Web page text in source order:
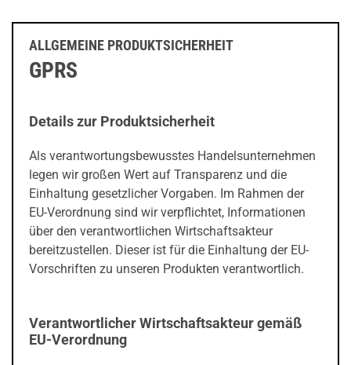
ALLGEMEINE PRODUKTSICHERHEIT
GPRS
Details zur Produktsicherheit
Als verantwortungsbewusstes Handelsunternehmen
legen wir großen Wert auf Transparenz und die
Einhaltung gesetzlicher Vorgaben. Im Rahmen der
EU-Verordnung sind wir verpflichtet, Informationen
über den verantwortlichen Wirtschaftsakteur
bereitzustellen. Dieser ist für die Einhaltung der EU-
Vorschriften zu unseren Produkten verantwortlich.
Verantwortlicher Wirtschaftsakteur gemäß
EU-Verordnung